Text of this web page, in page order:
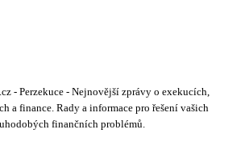
- Perzekuce - Nejnovější zprávy o exekucích,
a finance. Rady a informace pro řešení vašich
finančních problémů.